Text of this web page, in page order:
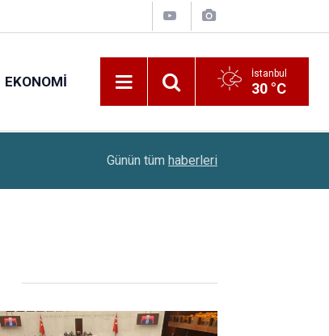
EKONOMI İstanbul
30 °C
Son Dakika: TYP Uygulaması Yeniden Devrede
Günün tüm haberleri